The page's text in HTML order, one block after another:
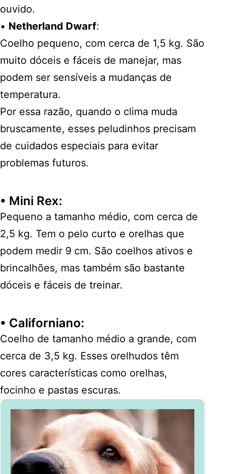
ouvido.
• Netherland Dwarf:
Coelho pequeno, com cerca de 1,5 kg. São
muito dóceis e fáceis de manejar, mas
podem ser sensíveis a mudanças de
temperatura.
Por essa razão, quando o clima muda
bruscamente, esses peludinhos precisam
de cuidados especiais para evitar
problemas futuros.
• Mini Rex:
Pequeno a tamanho médio, com cerca de
2,5 kg. Tem o pelo curto e orelhas que
podem medir 9 cm. São coelhos ativos e
brincalhões, mas também são bastante
dóceis e fáceis de treinar.
• Californiano:
Coelho de tamanho médio a grande, com
cerca de 3,5 kg. Esses orelhudos têm
cores características como orelhas,
focinho e pastas escuras.